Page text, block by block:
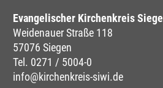
Evangelischer Kirchenkreis
Weidenauer Straße 118
57076 Siegen
Tel. 0271 / 5004-0
info@kirchenkreis-siwi.de